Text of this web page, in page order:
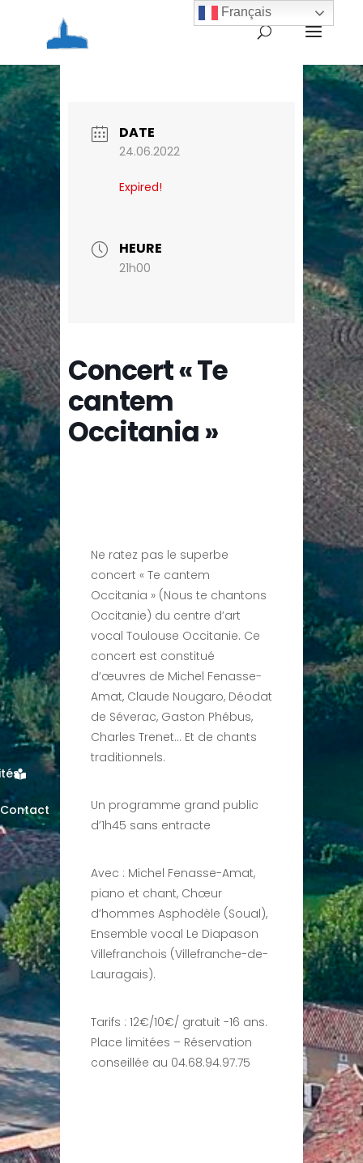
Concert « Te cantem
Occitania »
DATE
24.06.2022
Expired!
HEURE
21h00
Concert « Te
cantem
Occitania »
Ne ratez pas le superbe
concert « Te cantem
Occitania » (Nous te chantons
Occitanie) du centre d’art
vocal Toulouse Occitanie. Ce
concert est constitué
d’œuvres de Michel Fenasse-
Amat, Claude Nougaro, Déodat
de Séverac, Gaston Phébus,
Charles Trenet… Et de chants
traditionnels.
Un programme grand public
d’1h45 sans entracte
Avec : Michel Fenasse-Amat,
piano et chant, Chœur
d’hommes Asphodèle (Soual),
Ensemble vocal Le Diapason
Villefranchois (Villefranche-de-
Lauragais).
Tarifs : 12€/10€/ gratuit -16 ans.
Place limitées – Réservation
conseillée au 04.68.94.97.75
Français
Contact